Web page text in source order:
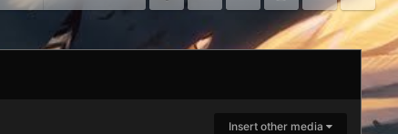
Insert other media